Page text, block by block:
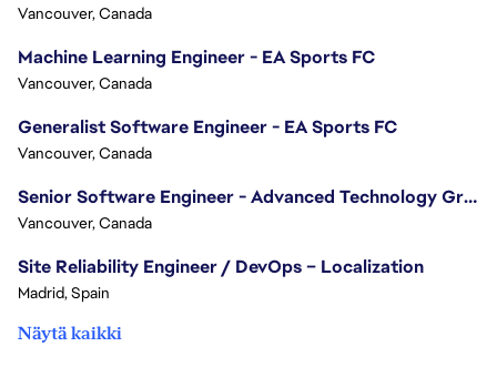
Vancouver, Canada
Machine Learning Engineer - EA Sports FC
Vancouver, Canada
Generalist Software Engineer - EA Sports FC
Vancouver, Canada
Senior Software Engineer - Advanced Technology Group
Vancouver, Canada
Site Reliability Engineer / DevOps – Localization
Madrid, Spain
Näytä kaikki